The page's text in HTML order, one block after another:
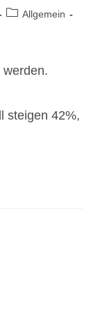
Beitrags-
Allgemein
steigen 42%,